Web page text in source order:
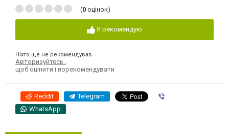
(0 оцінок)
Я рекомендую
Ніхто ще не рекомендував
Авторизуйтесь
щоб оцінити і порекомендувати
Reddit Telegram
WhatsApp